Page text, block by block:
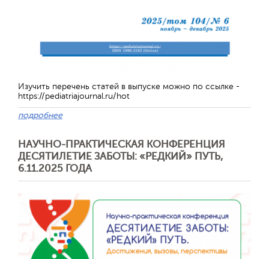
Изучить перечень статей в выпуске можно по ссылке -
https://pediatriajournal.ru/hot
подробнее
НАУЧНО-ПРАКТИЧЕСКАЯ КОНФЕРЕНЦИЯ
ДЕСЯТИЛЕТИЕ ЗАБОТЫ: «РЕДКИЙ» ПУТЬ,
6.11.2025 ГОДА